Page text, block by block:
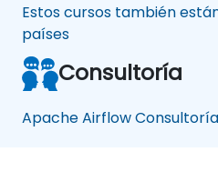
Estos cursos también
países
Consultoría
Apache Airflow Consultoría